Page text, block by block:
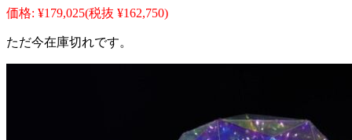
価格: ¥179,025(税抜 ¥162,750)
ただ今在庫切れです。